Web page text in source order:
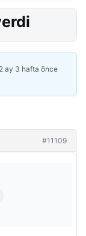
2 ay 3 hafta önce
#11109